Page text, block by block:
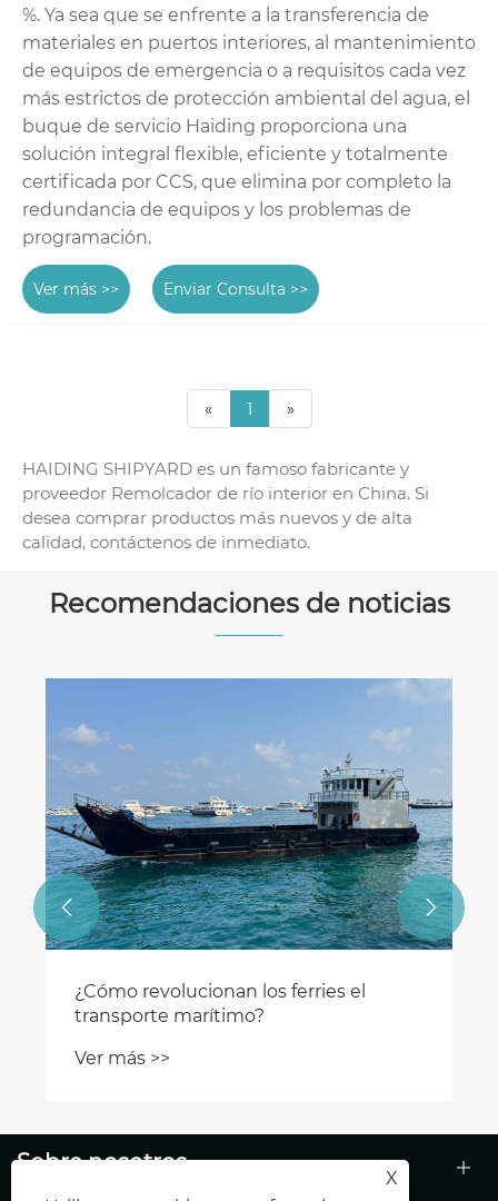
%. Ya sea que se enfrente a la transferencia de
materiales en puertos interiores, al mantenimiento
de equipos de emergencia o a requisitos cada vez
más estrictos de protección ambiental del agua, el
buque de servicio Haiding proporciona una
solución integral flexible, eficiente y totalmente
certificada por CCS, que elimina por completo la
redundancia de equipos y los problemas de
programación.
Ver más >> Enviar Consulta >>
« 1 »
HAIDING SHIPYARD es un famoso fabricante y
proveedor Remolcador de río interior en China. Si
desea comprar productos más nuevos y de alta
calidad, contáctenos de inmediato.
Recomendaciones de noticias
¿Cómo revolucionan los ferries el
transporte marítimo?
Ver más >>
 
Sobre nosotros
X